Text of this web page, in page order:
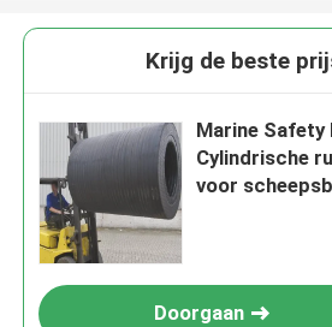
Krijg de beste
Marine Safety
Cylindrische
voor
Doorgaan